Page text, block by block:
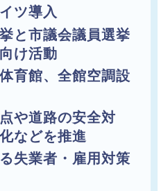
ツ導入
と市議会議員選挙
け活動
育館、全館空調設
や道路の安全対
などを推進
失業者・雇用対策